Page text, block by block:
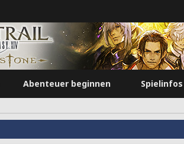
Abenteuer beginnen Spielinfos